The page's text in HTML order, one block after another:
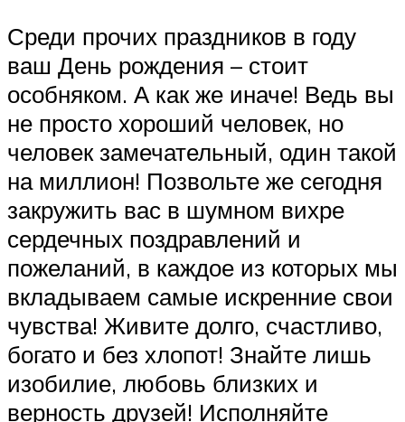
Среди прочих праздников в году
ваш День рождения – стоит
особняком. А как же иначе! Ведь вы
не просто хороший человек, но
человек замечательный, один такой
на миллион! Позвольте же сегодня
закружить вас в шумном вихре
сердечных поздравлений и
пожеланий, в каждое из которых мы
вкладываем самые искренние свои
чувства! Живите долго, счастливо,
богато и без хлопот! Знайте лишь
изобилие, любовь близких и
верность друзей! Исполняйте